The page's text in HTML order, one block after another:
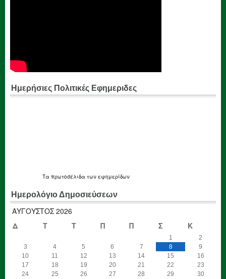
Ημερήσιες Πολιτικές Εφημεριδες
Τα πρωτοσέλιδα των εφημερίδων
Ημερολόγιο Δημοσιεύσεων
ΑΎΓΟΥΣΤΟΣ 2026
Δ
Τ Τ Π Π Σ Κ
1
2
3
4 5 6 7 8
9
10
11 12 13 14 15
16
17
18 19 20 21 22
23
24
25 26 27 28 29
30